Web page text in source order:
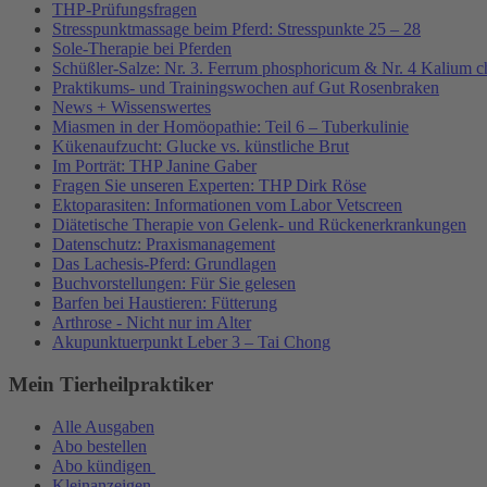
THP-Prüfungsfragen
Stresspunktmassage beim Pferd: Stresspunkte 25 – 28
Sole-Therapie bei Pferden
Schüßler-Salze: Nr. 3. Ferrum phosphoricum & Nr. 4 Kalium
Praktikums- und Trainingswochen auf Gut Rosenbraken
News + Wissenswertes
Miasmen in der Homöopathie: Teil 6 – Tuberkulinie
Kükenaufzucht: Glucke vs. künstliche Brut
Im Porträt: THP Janine Gaber
Fragen Sie unseren Experten: THP Dirk Röse
Ektoparasiten: Informationen vom Labor Vetscreen
Diätetische Therapie von Gelenk- und Rückenerkrankungen
Datenschutz: Praxismanagement
Das Lachesis-Pferd: Grundlagen
Buchvorstellungen: Für Sie gelesen
Barfen bei Haustieren: Fütterung
Arthrose - Nicht nur im Alter
Akupunktuerpunkt Leber 3 – Tai Chong
Mein Tierheilpraktiker
Alle Ausgaben
Abo bestellen
Abo kündigen